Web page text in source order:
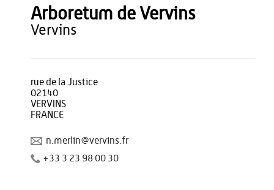
Agence Aisne Tourisme
Arboretum de Vervins
vervins
rue de la Justice
02140
VERVINS
FRANCE
n.merlin@vervins.fr
+33 3 23 98 00 30